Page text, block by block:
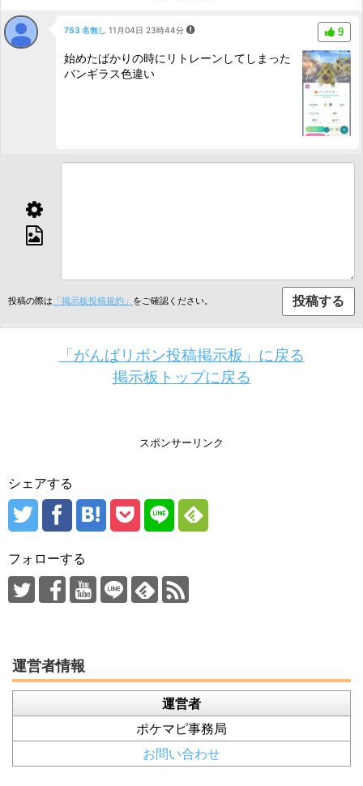
753 名無し 11月04日 23時44分 9
始めたばかりの時にリトレーンしてしまった
バンギラス色違い
投稿の際は 「掲示板投稿規約」 をご確認ください。
「がんばリボン投稿掲示板」に戻る
掲示板トップに戻る
スポンサーリンク
シェアする
フォローする
運営者情報
運営者
ポケマピ事務局
お問い合わせ